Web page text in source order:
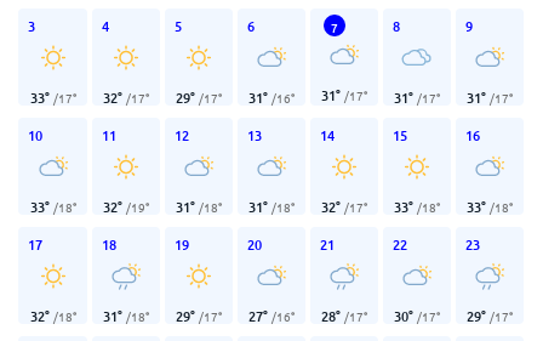
3
33° /17°
4
32° /17°
5
29° /17°
6
31° /16°
7
31° /17°
8
31° /17°
9
31° /17°
10
33° /18°
11
32° /19°
12
31° /18°
13
31° /18°
14
32° /17°
15
33° /18°
16
33° /18°
17
32° /18°
18
31° /18°
19
29° /17°
20
27° /16°
21
28° /17°
22
30° /17°
23
29° /17°